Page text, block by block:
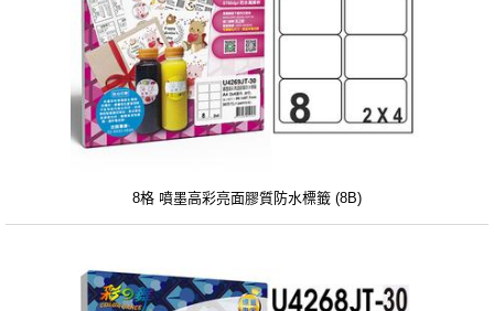
8格 噴墨高彩亮面膠質防水標籤 (8B)